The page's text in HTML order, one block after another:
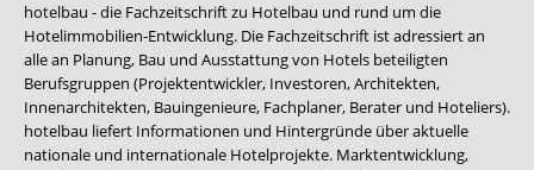
hotelbau - die Fachzeitschrift zu Hotelbau und rund um die
Hotelimmobilien-Entwicklung. Die Fachzeitschrift ist adressiert an
alle an Planung, Bau und Ausstattung von Hotels beteiligten
Berufsgruppen (Projektentwickler, Investoren, Architekten,
Innenarchitekten, Bauingenieure, Fachplaner, Berater und Hoteliers).
hotelbau liefert Informationen und Hintergründe über aktuelle
nationale und internationale Hotelprojekte. Marktentwicklung,